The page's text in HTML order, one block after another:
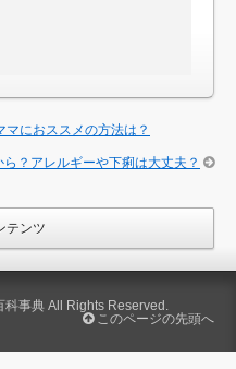
におススメの方法は？
？アレルギーや下痢は大丈夫？
テンツ
科事典 All Rights Reserved.
このページの先頭へ